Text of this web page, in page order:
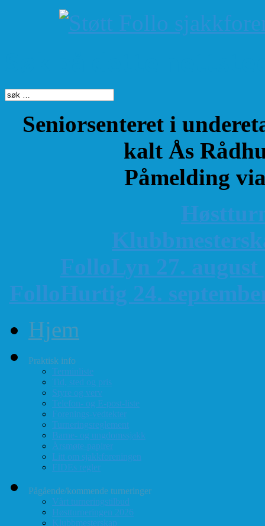
Seniorsenteret i
kalt Ås
Påmelding
K
FolloLyn 27. august
FolloHurtig 24.
Hjem
Praktisk info
Terminliste
Tid, sted og pris
Styre og verv
Telefon- og E-post-liste
Forenings-vedtekter
Turneringsreglement
Barne- og ungdomssjakk
Årsmøte-papirer
Litt om sjakkforeningen
FIDEs regler
Pågående/kommende turneringer
Vårt turneringstilbud
Høstturneringen 2026
Klubbmesterskap